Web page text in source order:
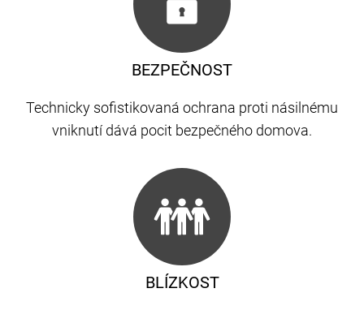
BLÍZKOST
BEZPEČNOST
Technicky sofistikovaná ochrana proti násilnému
vniknutí dává pocit bezpečného domova.